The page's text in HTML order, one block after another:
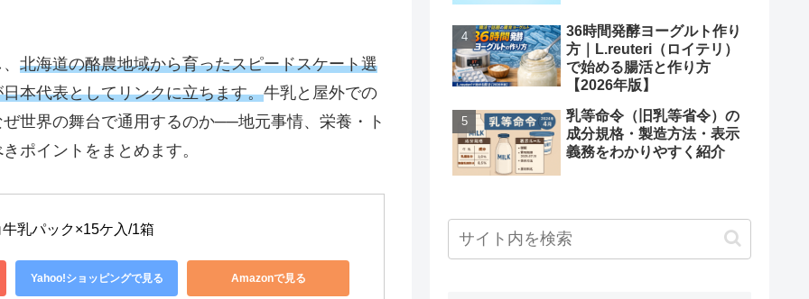
北海道の酪農地域から育ったスピードスケート選
日本代表としてリンクに立ちます。牛乳と屋外での
世界の舞台で通用するのか──地元事情、栄養・ト
ポイントをまとめます。
乳パック×15ケ入/1箱
Yahoo!ショッピングで見る Amazonで見る
36時間発酵ヨーグルト作り
方｜L.reuteri（ロイテリ）
で始める腸活と作り方
【2026年版】
乳等命令（旧乳等省令）の
成分規格・製造方法・表示
義務をわかりやすく紹介